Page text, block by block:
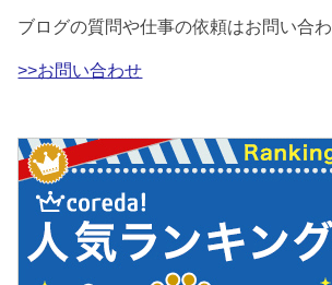
ブログの質問や仕事の依頼はお問い合
>>お問い合わせ